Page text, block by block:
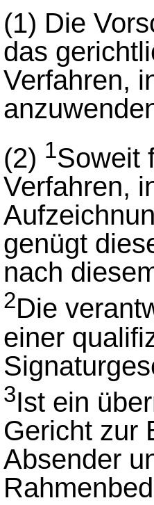
(1) Die
das
Verfahren,
(2) 1Soweit
Verfahren,
genügt
nach
2Die
einer
3Ist ein
Gericht zur
Absender